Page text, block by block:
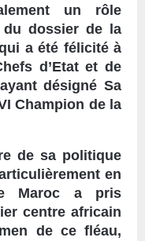
un rôle
dossier de la
a été félicité à
d’Etat et de
désigné Sa
Champion de la
de sa politique
en
Maroc a pris
centre africain
de ce fléau,